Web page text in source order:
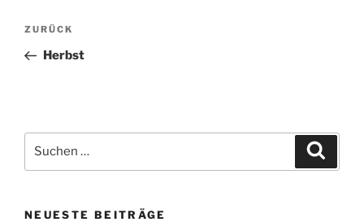
Beitragsnavigation
Vorheriger
Beitrag
ZURÜCK
Herbst
nach:
NEUESTE BEITRÄGE